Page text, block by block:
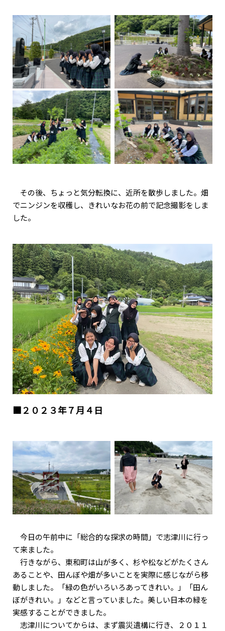
その後、ちょっと気分転換に、近所を散歩しました。畑
でニンジンを収穫し、きれいなお花の前で記念撮影をしま
した。
■２０２３年７月４日
今日の午前中に「総合的な探求の時間」で志津川に行っ
て来ました。
行きながら、東和町は山が多く、杉や松などがたくさん
あることや、田んぼや畑が多いことを実際に感じながら移
動しました。「緑の色がいろいろあってきれい。」「田ん
ぼがきれい。」などと言っていました。美しい日本の緑を
実感することができました。
志津川についてからは、まず震災遺構に行き、２０１１